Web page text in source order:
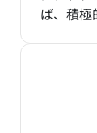
ば、積極